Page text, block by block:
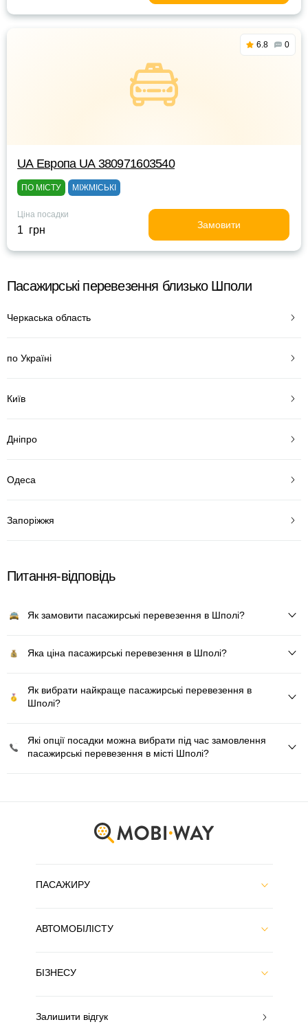
6.8 0
UА Европа UА 380971603540
ПО МІСТУ МІЖМІСЬКІ
Ціна посадки
1 грн Замовити
Пасажирські перевезення близько Шполи
Черкаська область
по Україні
Київ
Дніпро
Одеса
Запоріжжя
Питання-відповідь
Як замовити пасажирські перевезення в Шполі?
Яка ціна пасажирські перевезення в Шполі?
Як вибрати найкраще пасажирські перевезення в
Шполі?
Які опції посадки можна вибрати під час замовлення
пасажирські перевезення в місті Шполі?
ПАСАЖИРУ
АВТОМОБІЛІСТУ
БІЗНЕСУ
Залишити відгук